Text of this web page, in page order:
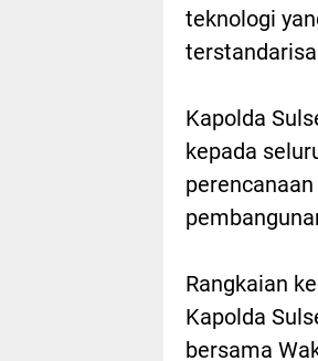
teknologi
Kapolda
kepada
Rangkaian
Kapolda
bersama